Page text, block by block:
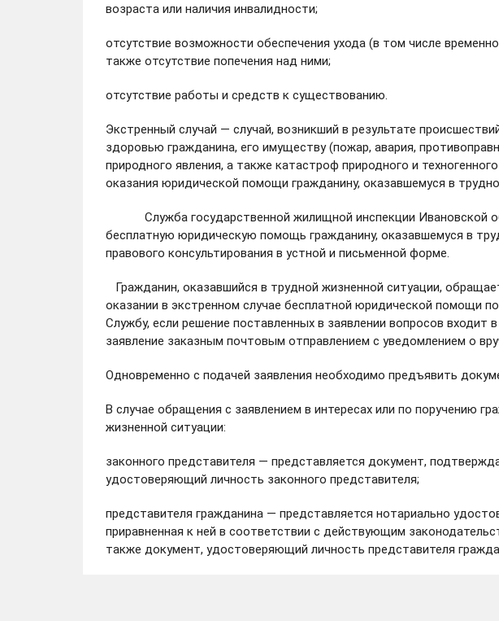
возраста или наличия инвалидности;
отсутствие возможности обеспечения ухода (в том числе
также отсутствие попечения над ними;
отсутствие работы и средств к существованию.
Экстренный случай — случай, возникший в результате
здоровью гражданина, его имуществу (пожар, авария,
природного явления, а также катастроф природного и
оказания юридической помощи гражданину, оказавшемуся в
Служба государственной жилищной инспекции Ивановской
бесплатную юридическую помощь гражданину, оказавшемуся в
правового консультирования в устной и письменной форме.
Гражданин, оказавшийся в трудной жизненной ситуации,
оказании в экстренном случае бесплатной юридической помощи
Службу, если решение поставленных в заявлении вопросов
заявление заказным почтовым отправлением с уведомлением о
Одновременно с подачей заявления необходимо предъявить
В случае обращения с заявлением в интересах или по поручению
жизненной ситуации:
законного представителя — представляется документ,
удостоверяющий личность законного представителя;
представителя гражданина — представляется нотариально
приравненная к ней в соответствии с действующим
также документ, удостоверяющий личность представителя